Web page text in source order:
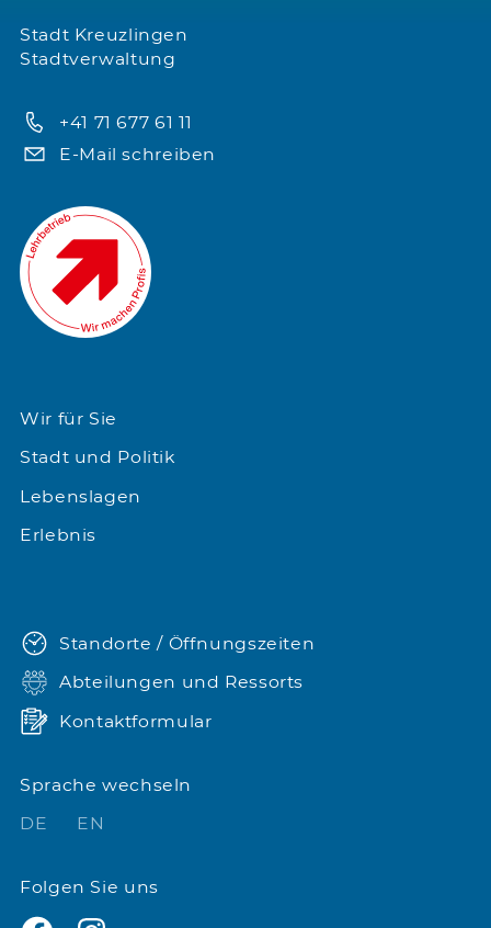
Stadt Kreuzlingen
Stadtverwaltung
+41 71 677 61 11
E-Mail schreiben
Wir für Sie
Stadt und Politik
Lebenslagen
Erlebnis
Standorte / Öffnungszeiten
Abteilungen und Ressorts
Kontaktformular
Sprache wechseln
DE
EN
Folgen Sie uns